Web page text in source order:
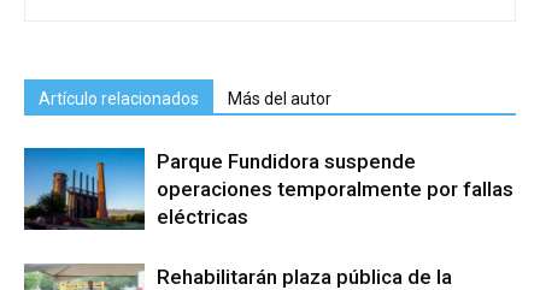
Artículo relacionados Más del autor
Parque Fundidora suspende
operaciones temporalmente por fallas
eléctricas
Rehabilitarán plaza pública de la